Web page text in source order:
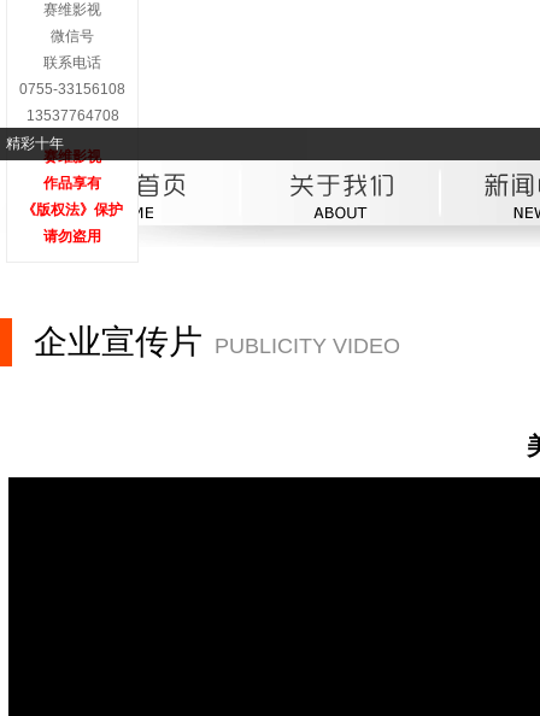
金海湾LOGO演绎
企业宣传片 PUBLICITY VIDEO
赛维影视
微信号
联系电话
0755-33156108
13537764708
赛维影视
作品享有
《版权法》保护
请勿盗用